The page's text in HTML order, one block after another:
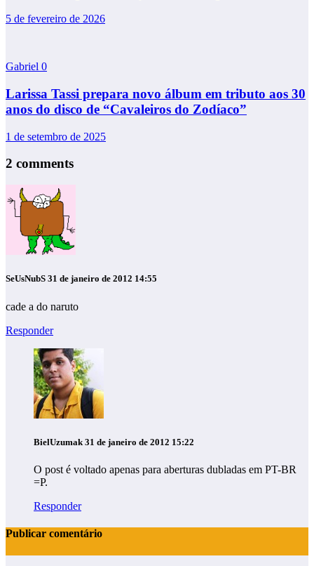
5 de fevereiro de 2026
Gabriel 0
Larissa Tassi prepara novo álbum em tributo aos 30
anos do disco de “Cavaleiros do Zodíaco”
1 de setembro de 2025
2 comments
SeUsNubS 31 de janeiro de 2012 14:55
cade a do naruto
Responder
BielUzumak 31 de janeiro de 2012 15:22
O post é voltado apenas para aberturas dubladas em PT-BR
=P.
Responder
Publicar comentário